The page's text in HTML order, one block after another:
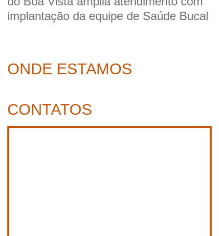
implantação da equipe de Saúde Bucal
ONDE ESTAMOS
CONTATOS